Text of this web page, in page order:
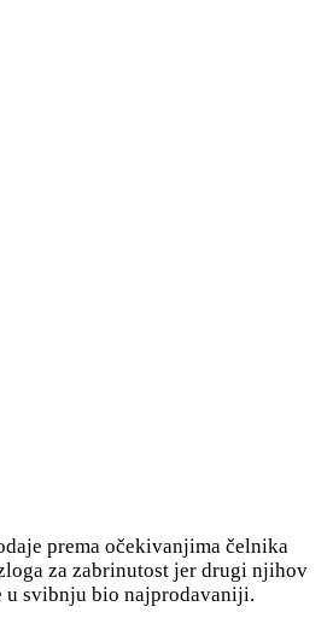
prema očekivanjima čelnika
za zabrinutost jer drugi njihov
u svibnju bio najprodavaniji.